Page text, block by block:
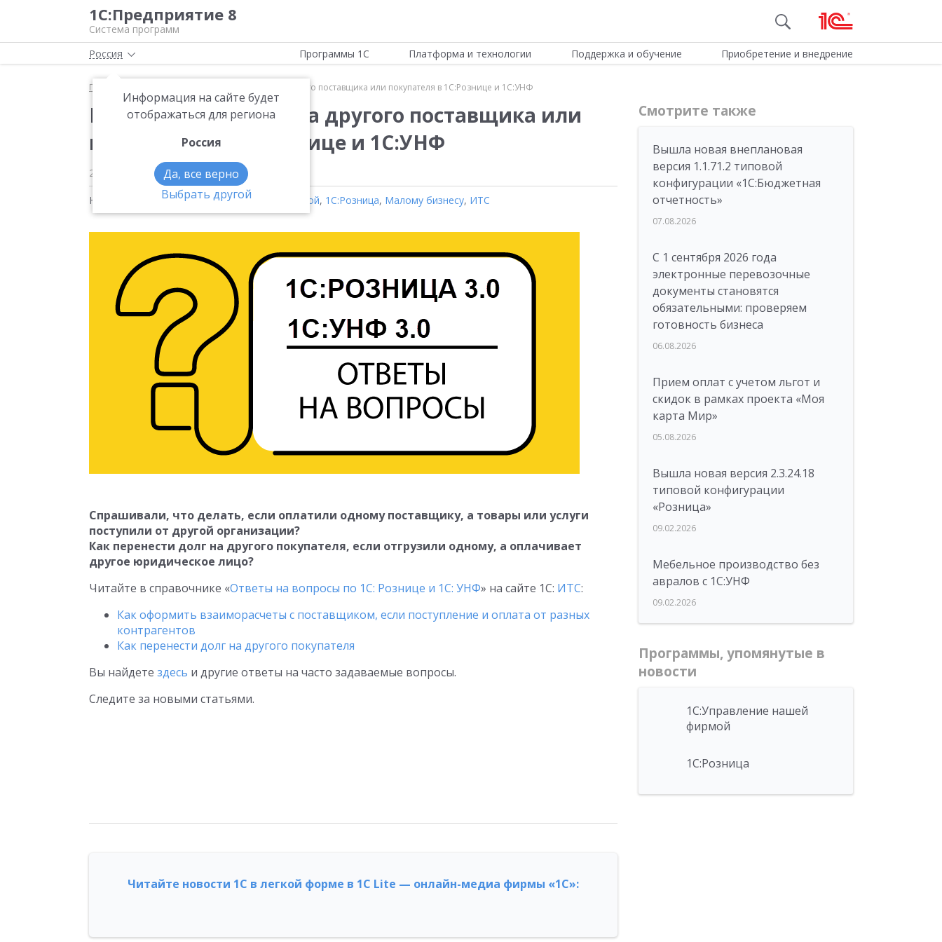
1С:Предприятие 8
Система программ
Россия
Информация на сайте будет
отображаться для региона
Россия
Да, все верно
Выбрать другой
Программы 1С Платформа и технологии Поддержка и обучение Приобретение и внедрение
Главная Как перенести долг на другого поставщика или покупателя в 1С:Рознице и 1С:УНФ
Как перенести долг на другого поставщика или
покупателя в 1С:Рознице и 1С:УНФ
22.06.2023
Новости на тему:1С:Управление нашей фирмой, 1С:Розница, Малому бизнесу, ИТС
Спрашивали, что делать, если оплатили одному поставщику, а товары или услуги
поступили от другой организации?
Как перенести долг на другого покупателя, если отгрузили одному, а оплачивает
другое юридическое лицо?
Читайте в справочнике «Ответы на вопросы по 1С: Рознице и 1С: УНФ» на сайте 1С: ИТС:
Как оформить взаиморасчеты с поставщиком, если поступление и оплата от разных
контрагентов
Как перенести долг на другого покупателя
Вы найдете здесь и другие ответы на часто задаваемые вопросы.
Следите за новыми статьями.
Читайте новости 1С в легкой форме в 1С Lite — онлайн-медиа фирмы «1С»:
Смотрите также
Вышла новая внеплановая
версия 1.1.71.2 типовой
конфигурации «1C:Бюджетная
отчетность»
07.08.2026
С 1 сентября 2026 года
электронные перевозочные
документы становятся
обязательными: проверяем
готовность бизнеса
06.08.2026
Прием оплат с учетом льгот и
скидок в рамках проекта «Моя
карта Мир»
05.08.2026
Вышла новая версия 2.3.24.18
типовой конфигурации
«Розница»
09.02.2026
Мебельное производство без
авралов с 1С:УНФ
09.02.2026
Программы, упомянутые в
новости
1С:Управление нашей
фирмой
1С:Розница